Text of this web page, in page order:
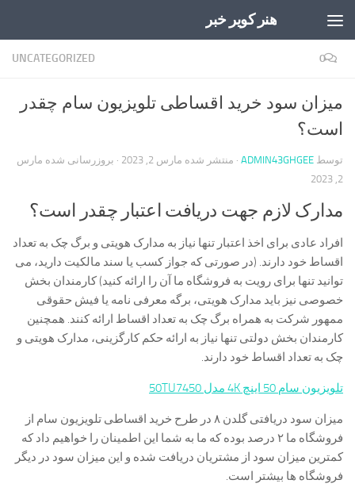
هنر کویر خبر
UNCATEGORIZED 0
میزان سود خرید اقساطی تلویزیون سام چقدر
است؟
توسط ADMIN43GHGEE · منتشر شده مارس 2, 2023 · بروزرسانی شده مارس
2, 2023
مدارک لازم جهت دریافت اعتبار چقدر است؟
افراد عادی برای اخذ اعتبار تنها نیاز به مدارک هویتی و برگ چک به تعداد
اقساط خود دارند. (در صورتی که جواز کسب یا سند مالکیت دارید، می
توانید تنها برای رویت به فروشگاه ما آن را ارائه کنید) کارمندان بخش
خصوصی نیز باید مدارک هویتی، برگه معرفی نامه یا فیش حقوقی
ممهور شرکت به همراه برگ چک به تعداد اقساط ارائه کنند. همچنین
کارمندان بخش دولتی تنها نیاز به ارائه حکم کارگزینی، مدارک هویتی و
چک به تعداد اقساط خود دارند.
تلویزیون سام 50 اینچ 4K مدل 50TU7450
میزان سود دریافتی گلدن ۸ در طرح خرید اقساطی تلویزیون سام از
فروشگاه ما ۲ درصد بوده که ما به شما این اطمینان را خواهیم داد که
کمترین میزان سود از مشتریان دریافت شده و این میزان سود در دیگر
فروشگاه ها بیشتر است.